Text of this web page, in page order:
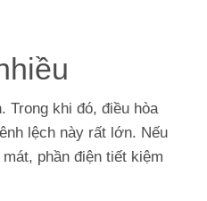
Trong khi đó, điều hòa
lệch này rất lớn. Nếu
phần điện tiết kiệm